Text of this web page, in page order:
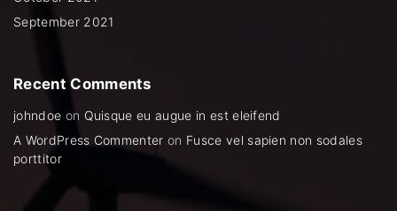
September 2021
Recent Comments
johndoe on Quisque eu augue in est eleifend
A WordPress Commenter on Fusce vel sapien non sodales
porttitor